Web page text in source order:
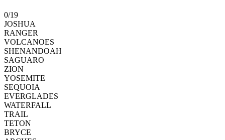
0/19
JOSHUA
RANGER
VOLCANOES
SHENANDOAH
SAGUARO
ZION
YOSEMITE
SEQUOIA
EVERGLADES
WATERFALL
TRAIL
TETON
BRYCE